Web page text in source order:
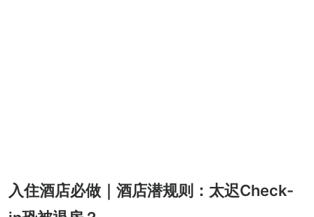
入住酒店必做｜酒店潜规则：太迟Check-